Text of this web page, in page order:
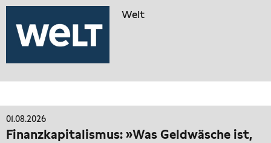
Welt
01.08.2026
Finanzkapitalismus: »Was Geldwäsche ist,